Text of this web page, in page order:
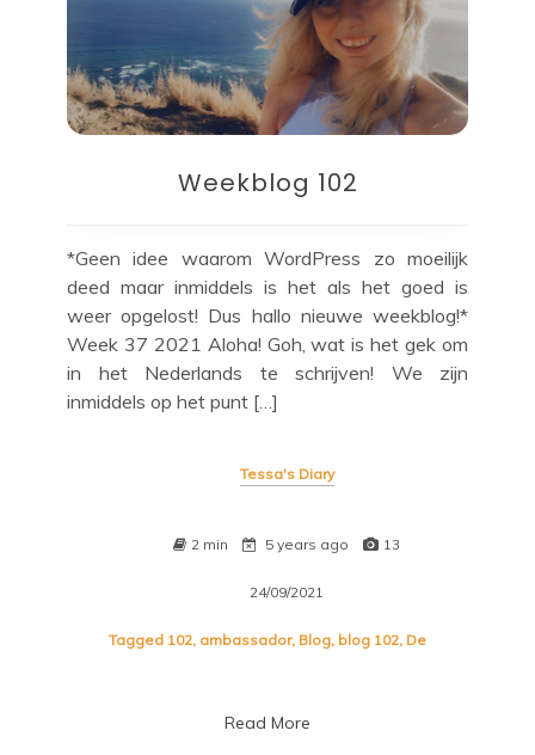
Weekblog 102
*Geen idee waarom WordPress zo moeilijk
deed maar inmiddels is het als het goed is
weer opgelost! Dus hallo nieuwe weekblog!*
Week 37 2021 Aloha! Goh, wat is het gek om
in het Nederlands te schrijven! We zijn
inmiddels op het punt […]
Tessa's Diary
2 min 5 years ago 13
24/09/2021
Tagged 102, ambassador, Blog, blog 102, De
Read More